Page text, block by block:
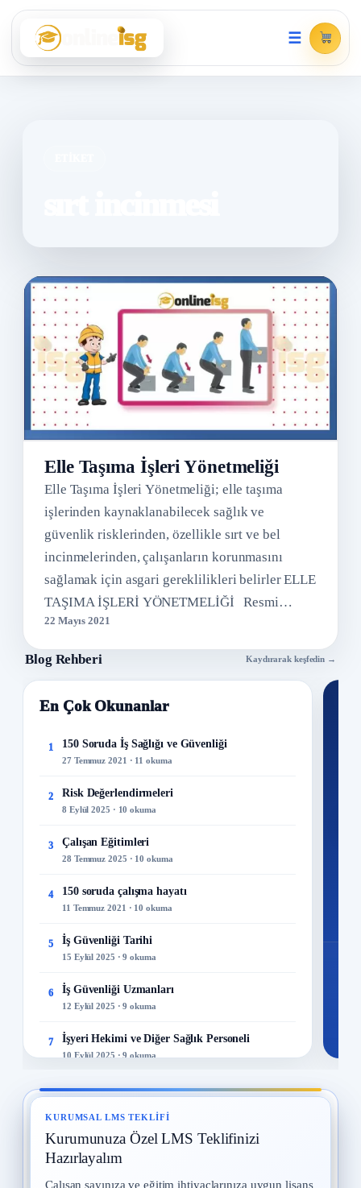
☰
Elle Taşıma İşleri Yönetmeliği
Elle Taşıma İşleri Yönetmeliği; elle taşıma
işlerinden kaynaklanabilecek sağlık ve
güvenlik risklerinden, özellikle sırt ve bel
incinmelerinden, çalışanların korunmasını
sağlamak için asgari gereklilikleri belirler ELLE
TAŞIMA İŞLERİ YÖNETMELİĞİ Resmi…
22 Mayıs 2021
Blog Rehberi Kaydırarak keşfedin →
En Çok Okunanlar
1 150 Soruda İş Sağlığı ve Güvenliği
27 Temmuz 2021 · 11 okuma
2 Risk Değerlendirmeleri
8 Eylül 2025 · 10 okuma
3 Çalışan Eğitimleri
28 Temmuz 2025 · 10 okuma
4 150 soruda çalışma hayatı
11 Temmuz 2021 · 10 okuma
5 İş Güvenliği Tarihi
15 Eylül 2025 · 9 okuma
6 İş Güvenliği Uzmanları
12 Eylül 2025 · 9 okuma
7 İşyeri Hekimi ve Diğer Sağlık Personeli
10 Eylül 2025 · 9 okuma
8 Yangın ve Gazlar
9 Meslek Hastalıkları
28 Temmuz 2025 · 9 okuma
KURUMSAL LMS TEKLIFI
Kurumunuza Özel LMS Teklifinizi
Hazırlayalım
Çalışan sayınıza ve eğitim ihtiyaçlarınıza uygun lisans